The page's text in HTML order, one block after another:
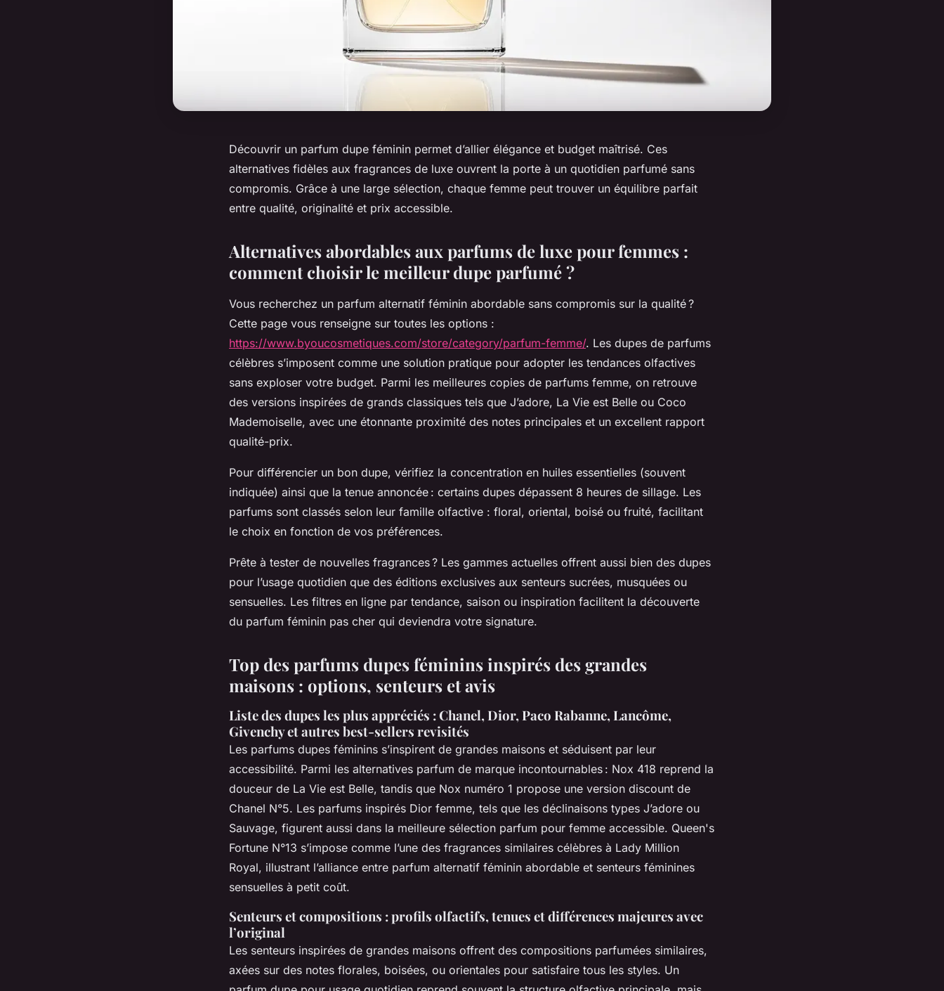
Découvrir un parfum dupe féminin permet d’allier élégance et budget maîtrisé. Ces
alternatives fidèles aux fragrances de luxe ouvrent la porte à un quotidien parfumé sans
compromis. Grâce à une large sélection, chaque femme peut trouver un équilibre parfait
entre qualité, originalité et prix accessible.
Alternatives abordables aux parfums de luxe pour femmes :
comment choisir le meilleur dupe parfumé ?
Vous recherchez un parfum alternatif féminin abordable sans compromis sur la qualité ?
Cette page vous renseigne sur toutes les options :
https://www.byoucosmetiques.com/store/category/parfum-femme/. Les dupes de parfums
célèbres s’imposent comme une solution pratique pour adopter les tendances olfactives
sans exploser votre budget. Parmi les meilleures copies de parfums femme, on retrouve
des versions inspirées de grands classiques tels que J’adore, La Vie est Belle ou Coco
Mademoiselle, avec une étonnante proximité des notes principales et un excellent rapport
qualité-prix.
Pour différencier un bon dupe, vérifiez la concentration en huiles essentielles (souvent
indiquée) ainsi que la tenue annoncée : certains dupes dépassent 8 heures de sillage. Les
parfums sont classés selon leur famille olfactive : floral, oriental, boisé ou fruité, facilitant
le choix en fonction de vos préférences.
Prête à tester de nouvelles fragrances ? Les gammes actuelles offrent aussi bien des dupes
pour l’usage quotidien que des éditions exclusives aux senteurs sucrées, musquées ou
sensuelles. Les filtres en ligne par tendance, saison ou inspiration facilitent la découverte
du parfum féminin pas cher qui deviendra votre signature.
Top des parfums dupes féminins inspirés des grandes
maisons : options, senteurs et avis
Liste des dupes les plus appréciés : Chanel, Dior, Paco Rabanne, Lancôme,
Givenchy et autres best-sellers revisités
Les parfums dupes féminins s’inspirent de grandes maisons et séduisent par leur
accessibilité. Parmi les alternatives parfum de marque incontournables : Nox 418 reprend la
douceur de La Vie est Belle, tandis que Nox numéro 1 propose une version discount de
Chanel N°5. Les parfums inspirés Dior femme, tels que les déclinaisons types J’adore ou
Sauvage, figurent aussi dans la meilleure sélection parfum pour femme accessible. Queen's
Fortune N°13 s’impose comme l’une des fragrances similaires célèbres à Lady Million
Royal, illustrant l’alliance entre parfum alternatif féminin abordable et senteurs féminines
sensuelles à petit coût.
Senteurs et compositions : profils olfactifs, tenues et différences majeures avec
l’original
Les senteurs inspirées de grandes maisons offrent des compositions parfumées similaires,
axées sur des notes florales, boisées, ou orientales pour satisfaire tous les styles. Un